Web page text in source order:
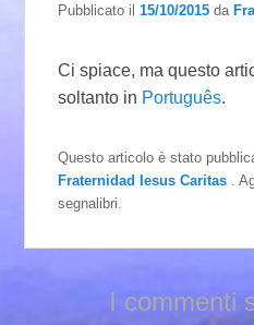
Pubblicato il15/10/2015 da
Ci spiace, ma questo
soltanto in Português.
Questo articolo è stato
Fraternidad Iesus Caritas
.
segnalibri.
I commenti